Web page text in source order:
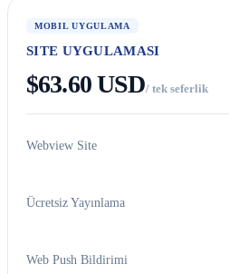
MOBIL UYGULAMA
SITE UYGULAMASI
$63.60 USD/ tek seferlik
Webview Site
Ücretsiz Yayınlama
Web Push Bildirimi